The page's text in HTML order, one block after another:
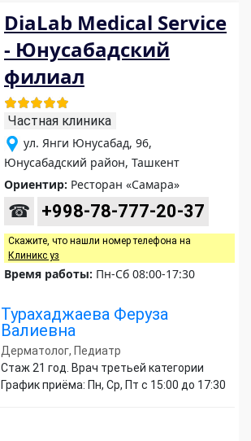
DiaLab Medical Service
- Юнусабадский
филиал
Частная клиника
ул. Янги Юнусабад, 96,
Юнусабадский район, Ташкент
Ориентир: Ресторан «Самара»
☎ +998-78-777-20-37
Скажите, что нашли номер телефона на
Клиникс уз
Время работы: Пн-Сб 08:00-17:30
Турахаджаева Феруза
Валиевна
Дерматолог, Педиатр
Стаж 21 год. Врач третьей категории
График приёма: Пн, Ср, Пт с 15:00 до 17:30